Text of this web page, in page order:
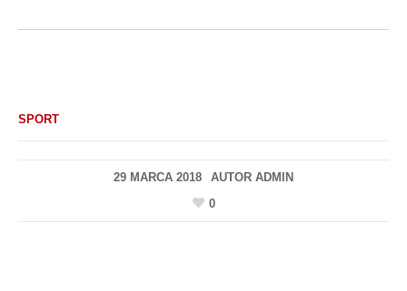
SPORT
29 MARCA 2018 AUTOR ADMIN
0